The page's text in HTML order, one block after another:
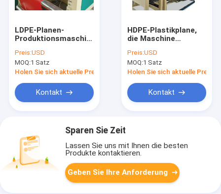
LDPE-Planen-
Produktionsmaschine
aufschlitzend
Preis:USD
MOQ:1 Satz
Holen Sie sich aktuelle Preis
Kontakt
HDPE-Plastikplane,
die Maschine
sicheres Netz 7.5KW
herstellt
Preis:USD
MOQ:1 Satz
Holen Sie sich aktuelle Preis
Kontakt
Sparen Sie Zeit
Lassen Sie uns mit Ihnen die besten
Produkte kontaktieren.
Geben Sie Ihre Anforderung